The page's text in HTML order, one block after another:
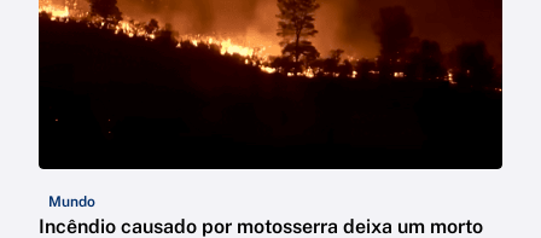
Mundo
Incêndio causado por motosserra deixa um morto